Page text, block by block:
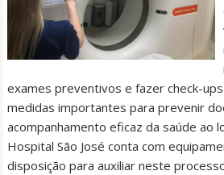
exames preventivos e fazer check-
medidas importantes para prevenir
acompanhamento eficaz da saúde ao
Hospital São José conta com
disposição para auxiliar neste